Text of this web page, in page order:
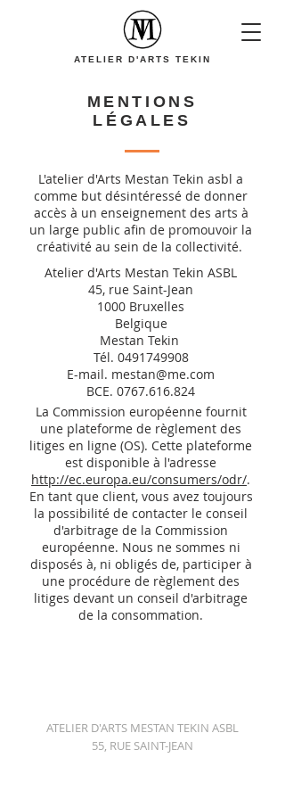
ATELIER D'ARTS TEKIN
MENTIONS
LÉGALES
L'atelier d'Arts Mestan Tekin asbl a
comme but désintéressé de donner
accès à un enseignement des arts à
un large public afin de promouvoir la
créativité au sein de la collectivité.
Atelier d'Arts Mestan Tekin ASBL
45, rue Saint-Jean
1000 Bruxelles
Belgique
Mestan Tekin
Tél. 0491749908
E-mail. mestan@me.com
BCE. 0767.616.824
La Commission européenne fournit
une plateforme de règlement des
litiges en ligne (OS). Cette plateforme
est disponible à l'adresse
http://ec.europa.eu/consumers/odr/.
En tant que client, vous avez toujours
la possibilité de contacter le conseil
d'arbitrage de la Commission
européenne. Nous ne sommes ni
disposés à, ni obligés de, participer à
une procédure de règlement des
litiges devant un conseil d'arbitrage
de la consommation.
ATELIER D'ARTS MESTAN TEKIN ASBL
55, RUE SAINT-JEAN